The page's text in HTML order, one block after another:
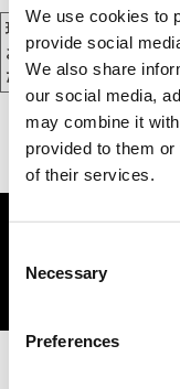
We use cookies to
provide social
We also share
our social media,
may combine it
provided to them
of their services.
Selection
Necessary
Preferences
現在、カートには商品が
お買い物を続けるには下
ださい。